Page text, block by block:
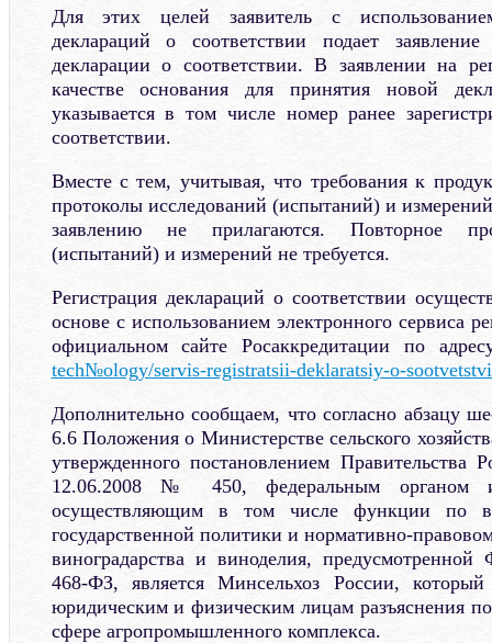
Для этих целей заявитель с
деклараций о соответствии подает
декларации о соответствии. В заявлении на
качестве основания для принятия новой
указывается в том числе номер ранее
соответствии.
Вместе с тем, учитывая, что требования к
протоколы исследований (испытаний) и
заявлению не прилагаются. Повторное
(испытаний) и измерений не требуется.
Регистрация деклараций о соответствии
основе с использованием электронного сервиса
официальном сайте Росаккредитации по
tech№ology/servis-registratsii-deklaratsiy-o-
Дополнительно сообщаем, что согласно абзацу
6.6 Положения о Министерстве сельского
утвержденного постановлением Правительства
12.06.2008 № 450, федеральным органом
осуществляющим в том числе функции по
государственной политики и нормативно-
виноградарства и виноделия,
468-ФЗ, является Минсельхоз России,
юридическим и физическим лицам разъяснения
сфере агропромышленного комплекса.